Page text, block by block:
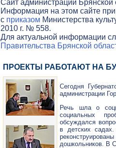
Cайт администрации Брянской
Информация на этом сайте
с приказом Министерства
2010 г. № 558.
Для актуальной информации
Правительства Брянской
ПРОЕКТЫ РАБОТАЮТ НА
Сегодня
администрации
Речь шла о
социальных
обсуждался
в детских
дошкольников. В